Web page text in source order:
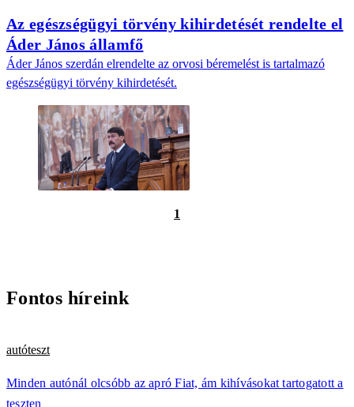
Az egészségügyi törvény kihirdetését rendelte el
Áder János államfő
Áder János szerdán elrendelte az orvosi béremelést is tartalmazó
egészségügyi törvény kihirdetését.
1
Fontos híreink
autóteszt
Minden autónál olcsóbb az apró Fiat, ám kihívásokat tartogatott a
teszten